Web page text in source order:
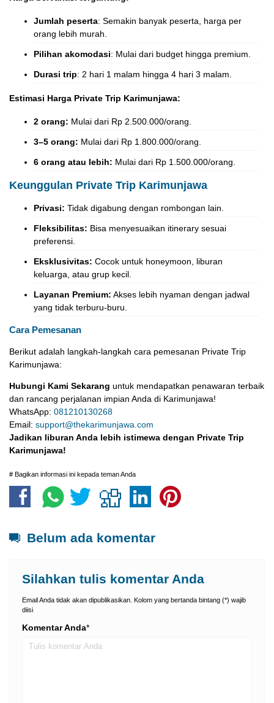
Jumlah peserta: Semakin banyak peserta, harga per
orang lebih murah.
Pilihan akomodasi: Mulai dari budget hingga premium.
Durasi trip: 2 hari 1 malam hingga 4 hari 3 malam.
Estimasi Harga Private Trip Karimunjawa:
2 orang: Mulai dari Rp 2.500.000/orang.
3–5 orang: Mulai dari Rp 1.800.000/orang.
6 orang atau lebih: Mulai dari Rp 1.500.000/orang.
Keunggulan Private Trip Karimunjawa
Privasi: Tidak digabung dengan rombongan lain.
Fleksibilitas: Bisa menyesuaikan itinerary sesuai
preferensi.
Eksklusivitas: Cocok untuk honeymoon, liburan
keluarga, atau grup kecil.
Layanan Premium: Akses lebih nyaman dengan jadwal
yang tidak terburu-buru.
Cara Pemesanan
Berikut adalah langkah-langkah cara pemesanan Private Trip
Karimunjawa:
Hubungi Kami Sekarang untuk mendapatkan penawaran terbaik
dan rancang perjalanan impian Anda di Karimunjawa!
WhatsApp: 081210130268
Email: support@thekarimunjawa.com
Jadikan liburan Anda lebih istimewa dengan Private Trip
Karimunjawa!
# Bagikan informasi ini kepada teman Anda
Belum ada komentar
Silahkan tulis komentar Anda
Email Anda tidak akan dipublikasikan. Kolom yang bertanda bintang (*) wajib
diisi
Komentar Anda*